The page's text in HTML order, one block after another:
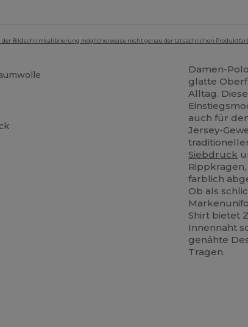
der Bildschirmkalibrierung möglicherweise nicht genau der tatsächlichen
Damen-
glatte
Alltag.
auch für
Jersey-
Siebdruck
farblich
Ob als
Shirt bietet
Innennaht
genähte
Tragen.